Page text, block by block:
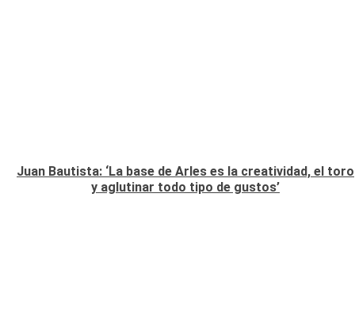
Juan Bautista: ‘La base de Arles es la creatividad, el toro
y aglutinar todo tipo de gustos’